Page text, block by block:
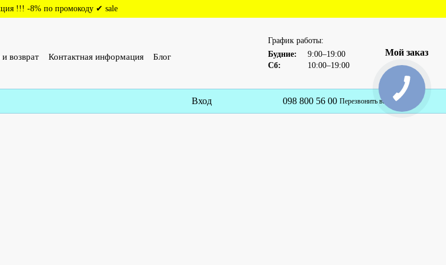
!!! -8% по промокоду ✔ sale
возврат Контактная информация
Блог
График работы:
Будние:
9:00–19:00
Сб:
10:00–19:00
Мой заказ
Вход 098 800 56 00 Перезвонить вам?